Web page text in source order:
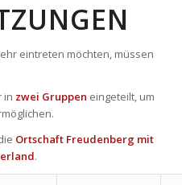
eintreten möchten, müssen
in zwei Gruppen eingeteilt, um
Ortschaft Freudenberg mit
.